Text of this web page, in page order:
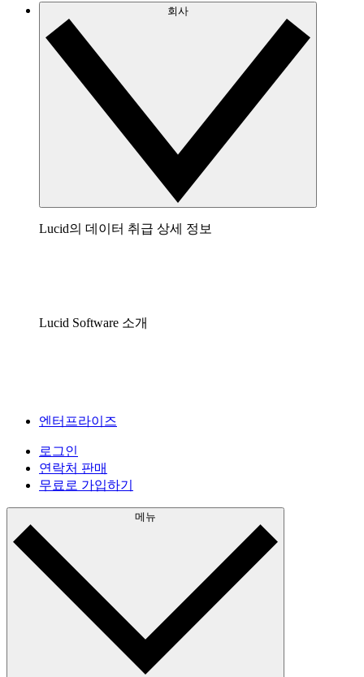
회사
Lucid의 데이터 취급 상세 정보
Lucid Software 소개
엔터프라이즈
로그인
연락처 판매
무료로 가입하기
메뉴